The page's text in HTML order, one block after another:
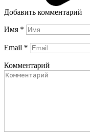
Добавить комментарий
Имя *
Email *
Комментарий